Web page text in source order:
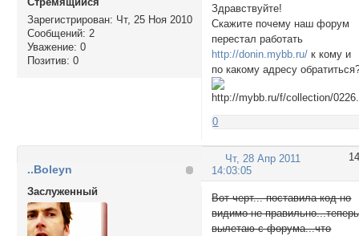
Зарегистрирован: Чт, 25 Ноя 2010
Сообщений: 2
Уважение: 0
Позитив: 0
Здравствуйте!
Скажите почему наш форум
перестал работать
http://donin.mybb.ru/ к кому и
по какому адресу
0
14
Чт, 28 Апр 2011
14:03:05
..Boleyn
Заслуженный
Вот черт... поставила код но
видимо не правильно...теперь
вылетаю с форума...что